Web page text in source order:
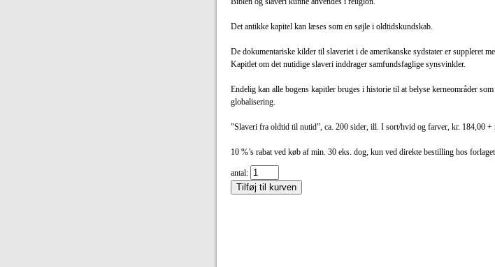
Det antikke kapitel kan læses som en søjle i oldtidskundskab.
De dokumentariske kilder til slaveriet i de amerikanske sydstater er suppleret
Kapitlet om det nutidige slaveri inddrager samfundsfaglige synsvinkler.
Endelig kan alle bogens kapitler bruges i historie til at belyse kerneområder
globalisering.
”Slaveri fra oldtid til nutid”, ca. 200 sider, ill. I sort/hvid og farver, kr. 184,00 +
10 %’s rabat ved køb af min. 30 eks. dog, kun ved direkte bestilling hos
antal: